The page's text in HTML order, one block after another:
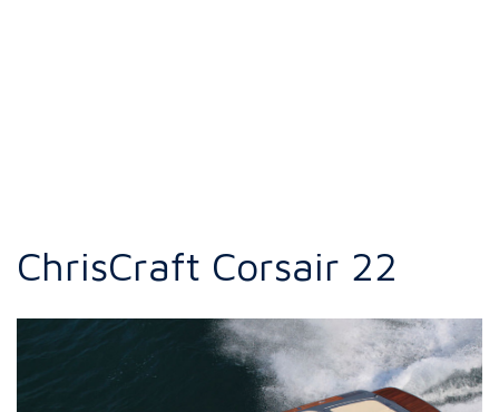
ChrisCraft Corsair 22